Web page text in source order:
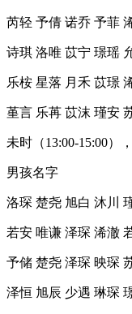
芮轻 予倩 诺乔 予菲
诗琪 洛唯 苡宁 璟瑶
乐桉 星落 月禾 苡璟
堇言 乐苒 苡沫 瑾安
未时（13:00-15:00）
男孩名字
洛琛 楚尧 旭白 沐川
若安 唯谦 泽琛 浠澈
予储 楚尧 泽琛 映琛
泽恒 旭辰 少遇 琳琛